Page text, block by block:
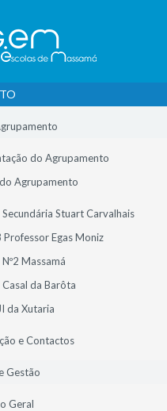
do Agrupamento
Agrupamento
Secundária Stuart Carvalhais
Professor Egas Moniz
Massamá
Casal da Barôta
da Xutaria
e Contactos
Gestão
Geral
//Arquivo